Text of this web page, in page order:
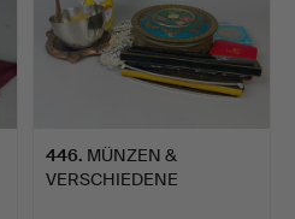
446. MÜNZEN &
VERSCHIEDENE